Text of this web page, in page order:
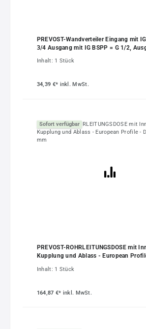
PREVOST-Wandverteiler Eingang mit
3/4 Ausgang mit IG BSPP = G 1/2,
Inhalt: 1 Stück
34,39 €* inkl. MwSt.
Sofort verfügbar
PREVOST-ROHRLEITUNGSDOSE mit
Kupplung und Ablass - European Profile -
Inhalt: 1 Stück
164,87 €* inkl. MwSt.